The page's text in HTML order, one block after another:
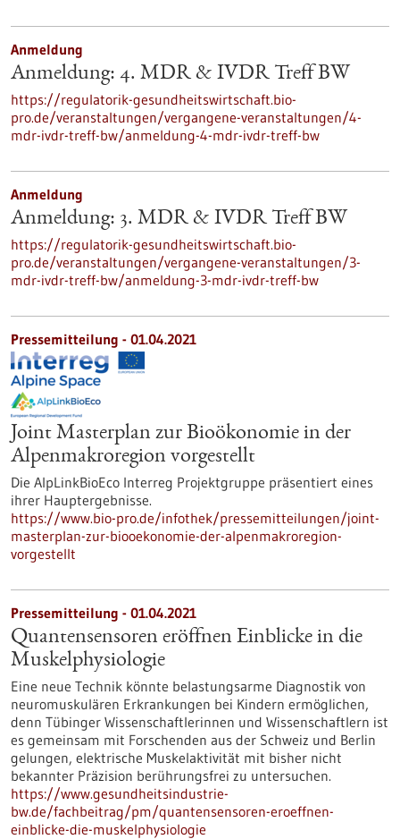
Anmeldung
Anmeldung: 4. MDR & IVDR Treff BW
https://regulatorik-gesundheitswirtschaft.bio-
pro.de/veranstaltungen/vergangene-veranstaltungen/4-
mdr-ivdr-treff-bw/anmeldung-4-mdr-ivdr-treff-bw
Anmeldung
Anmeldung: 3. MDR & IVDR Treff BW
https://regulatorik-gesundheitswirtschaft.bio-
pro.de/veranstaltungen/vergangene-veranstaltungen/3-
mdr-ivdr-treff-bw/anmeldung-3-mdr-ivdr-treff-bw
Pressemitteilung - 01.04.2021
Joint Masterplan zur Bioökonomie in der
Alpenmakroregion vorgestellt
Die AlpLinkBioEco Interreg Projektgruppe präsentiert eines
ihrer Hauptergebnisse.
https://www.bio-pro.de/infothek/pressemitteilungen/joint-
masterplan-zur-biooekonomie-der-alpenmakroregion-
vorgestellt
Pressemitteilung - 01.04.2021
Quantensensoren eröffnen Einblicke in die
Muskelphysiologie
Eine neue Technik könnte belastungsarme Diagnostik von
neuromuskulären Erkrankungen bei Kindern ermöglichen,
denn Tübinger Wissenschaftlerinnen und Wissenschaftlern ist
es gemeinsam mit Forschenden aus der Schweiz und Berlin
gelungen, elektrische Muskelaktivität mit bisher nicht
bekannter Präzision berührungsfrei zu untersuchen.
https://www.gesundheitsindustrie-
bw.de/fachbeitrag/pm/quantensensoren-eroeffnen-
einblicke-die-muskelphysiologie